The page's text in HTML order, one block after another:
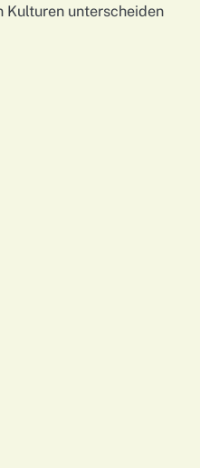
Kulturen unterscheiden